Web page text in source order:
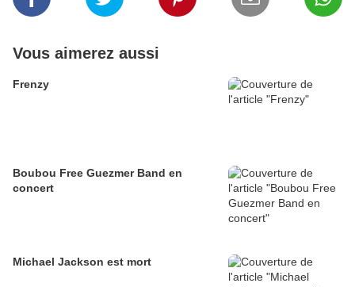
Vous aimerez aussi
Frenzy
Boubou Free Guezmer Band en
concert
Michael Jackson est mort